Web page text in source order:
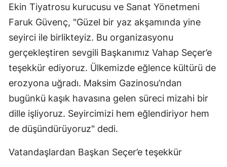
Ekin Tiyatrosu kurucusu ve Sanat Yönetmeni
Faruk Güvenç, "Güzel bir yaz akşamında yine
seyirci ile birlikteyiz. Bu organizasyonu
gerçekleştiren sevgili Başkanımız Vahap Seçer’e
teşekkür ediyoruz. Ülkemizde eğlence kültürü de
erozyona uğradı. Maksim Gazinosu’ndan
bugünkü kaşık havasına gelen süreci mizahi bir
dille işliyoruz. Seyircimizi hem eğlendiriyor hem
de düşündürüyoruz" dedi.
Vatandaşlardan Başkan Seçer’e teşekkür